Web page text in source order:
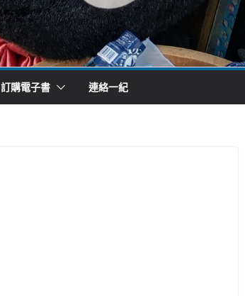
訂購電子書 連絡一紀